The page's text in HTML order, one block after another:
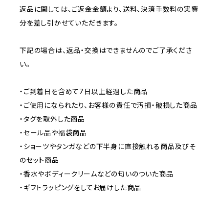
返品に関しては、ご返金金額より、送料、決済手数料の実費
分を差し引かせていただきます。
下記の場合は、返品・交換はできませんのでご了承くださ
い。
・ご到着日を含めて7日以上経過した商品
・ご使用になられたり、お客様の責任で汚損・破損した商品
・タグを取外した商品
・セール品や福袋商品
・ショーツやタンガなどの下半身に直接触れる商品及びそ
のセット商品
・香水やボディークリームなどの匂いのついた商品
・ギフトラッピングをしてお届けした商品